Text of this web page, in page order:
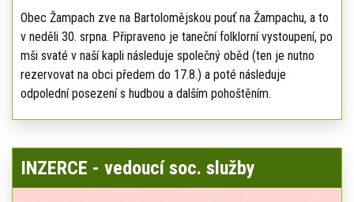
Obec Žampach zve na Bartolomějskou pouť na Žampachu, a to
v neděli 30. srpna. Připraveno je taneční folklorní vystoupení, po
mši svaté v naší kapli následuje společný oběd (ten je nutno
rezervovat na obci předem do 17.8.) a poté následuje
odpolední posezení s hudbou a dalším pohoštěním.
INZERCE - vedoucí soc. služby